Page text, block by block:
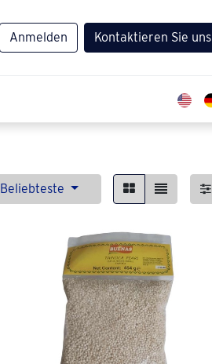
Anmelden Kontaktieren Sie uns
Beliebteste